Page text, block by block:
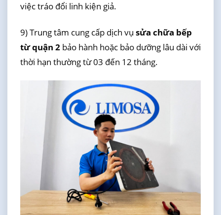
việc tráo đổi linh kiện giả.
9) Trung tâm cung cấp dịch vụ sửa chữa bếp
từ quận 2bảo hành hoặc bảo dưỡng lâu dài với
thời hạn thường từ 03 đến 12 tháng.